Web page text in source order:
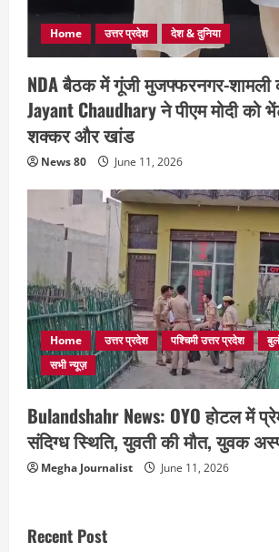
Home उत्तर प्रदेश देश & दुनिया
NDA बैठक में गूंजी मुजफ्फरनगर-शामली
Jayant Chaudhary ने पीएम मोदी को
शक्कर और खांड
News 80 June 11, 2026
Home उत्तर प्रदेश पश्चिमी उत्तर प्रदेश
सभी न्यूज़
Bulandshahr News: OYO होटल में
संदिग्ध स्थिति, युवती की मौत, युवक
Megha Journalist June 11, 2026
Recent Post